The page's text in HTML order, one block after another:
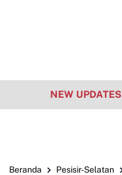
NEW UPDATES
Beranda Pesisir-Selatan